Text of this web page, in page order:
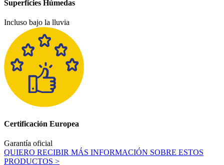
Superfícies Húmedas
Incluso bajo la lluvia
Certificación Europea
Garantía oficial
QUIERO RECIBIR MÁS INFORMACIÓN SOBRE ESTOS
PRODUCTOS >